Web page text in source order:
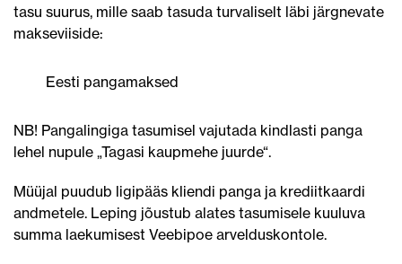
tasu suurus, mille saab tasuda turvaliselt läbi järgnevate
makseviiside:
Eesti pangamaksed
NB! Pangalingiga tasumisel vajutada kindlasti panga
lehel nupule „Tagasi kaupmehe juurde“.
Müüjal puudub ligipääs kliendi panga ja krediitkaardi
andmetele. Leping jõustub alates tasumisele kuuluva
summa laekumisest Veebipoe arvelduskontole.